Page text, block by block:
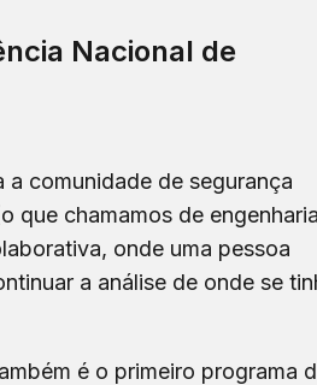
Nacional de
a comunidade de segurança
que chamamos de
onde uma pessoa
a análise de onde se
é o primeiro programa